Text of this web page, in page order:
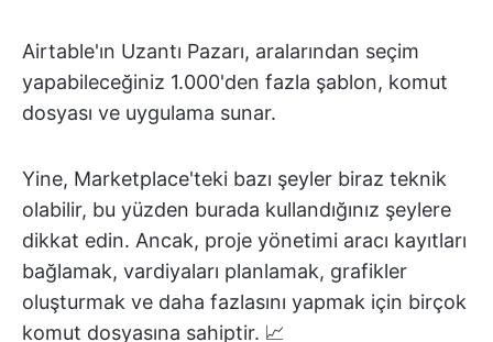
Airtable'ın Uzantı Pazarı, aralarından seçim
yapabileceğiniz 1.000'den fazla şablon, komut
dosyası ve uygulama sunar.
Yine, Marketplace'teki bazı şeyler biraz teknik
olabilir, bu yüzden burada kullandığınız şeylere
dikkat edin. Ancak, proje yönetimi aracı kayıtları
bağlamak, vardiyaları planlamak, grafikler
oluşturmak ve daha fazlasını yapmak için birçok
komut dosyasına sahiptir. 📈